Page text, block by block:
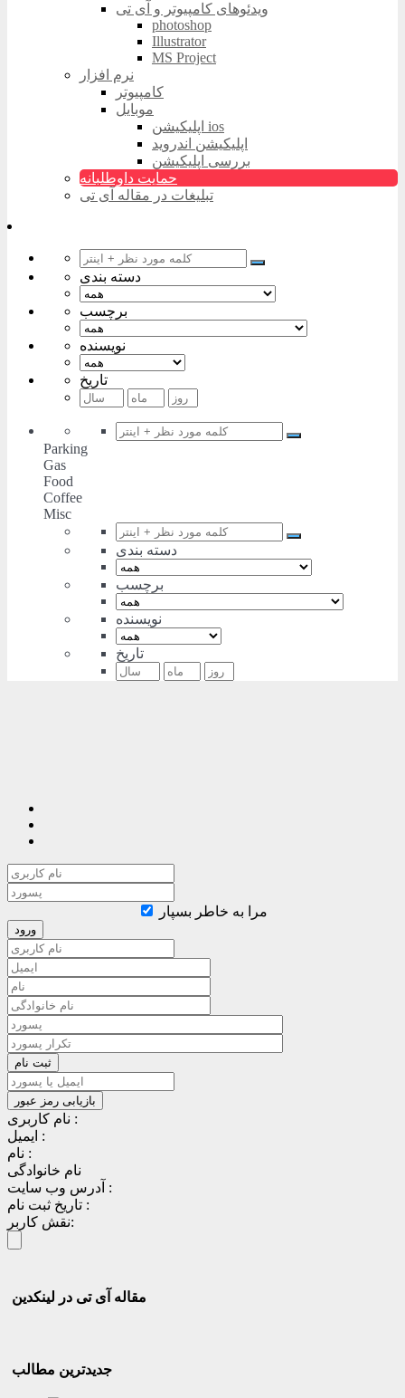
ویدئوهای کامپیوتر و آی تی
photoshop
Illustrator
MS Project
نرم افزار
کامپیوتر
موبایل
اپلیکیشن ios
اپلیکیشن اندروید
بررسی اپلیکیشن
حمایت داوطلبانه
تبلیغات در مقاله آی تی
دسته بندی
برچسب
نویسنده
تاریخ
Parking
Gas
Food
Coffee
Misc
دسته بندی
برچسب
نویسنده
تاریخ
مرا به خاطر بسپار
نام کاربری :
ایمیل :
نام :
نام خانوادگی
آدرس وب سایت :
تاریخ ثبت نام :
نقش کاربر:
مقاله آی تی در لینکدین
جدیدترین مطالب